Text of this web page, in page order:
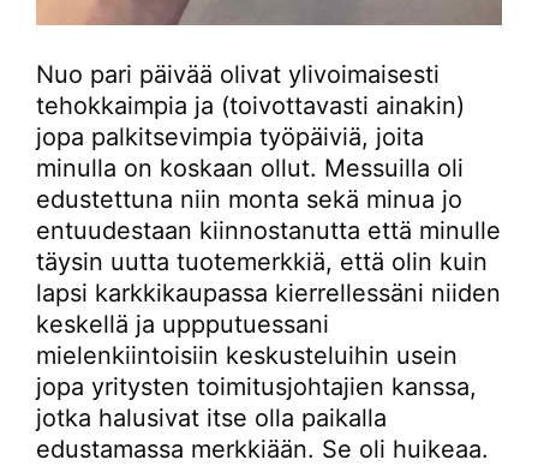
Nuo pari päivää olivat ylivoimaisesti
tehokkaimpia ja (toivottavasti ainakin)
jopa palkitsevimpia työpäiviä, joita
minulla on koskaan ollut. Messuilla oli
edustettuna niin monta sekä minua jo
entuudestaan kiinnostanutta että minulle
täysin uutta tuotemerkkiä, että olin kuin
lapsi karkkikaupassa kierrellessäni niiden
keskellä ja uppputuessani
mielenkiintoisiin keskusteluihin usein
jopa yritysten toimitusjohtajien kanssa,
jotka halusivat itse olla paikalla
edustamassa merkkiään. Se oli huikeaa.